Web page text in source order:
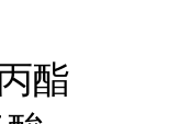
酯